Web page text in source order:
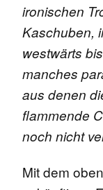
ironischen
Kaschuben,
westwärts
manches
aus denen
flammende
noch nicht
Mit dem